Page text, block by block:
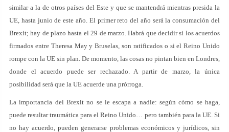
similar a la de otros países del Este y que se mantendrá mientras presida la
UE, hasta junio de este año. El primer reto del año será la consumación del
Brexit; hay de plazo hasta el 29 de marzo. Habrá que decidir si los acuerdos
firmados entre Theresa May y Bruselas, son ratificados o si el Reino Unido
rompe con la UE sin plan. De momento, las cosas no pintan bien en Londres,
donde el acuerdo puede ser rechazado. A partir de marzo, la única
posibilidad será que la UE acuerde una prórroga.
La importancia del Brexit no se le escapa a nadie: según cómo se haga,
puede resultar traumática para el Reino Unido… pero también para la UE. Si
no hay acuerdo, pueden generarse problemas económicos y jurídicos, sin